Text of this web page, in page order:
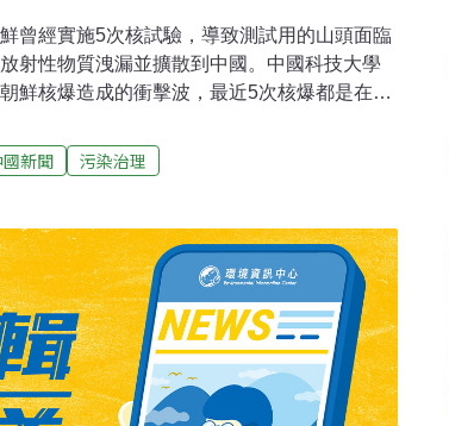
曾經實施5次核試驗，導致測試用的山頭面臨
射性物質洩漏並擴散到中國。中國科技大學
鮮核爆造成的衝擊波，最近5次核爆都是在豐
事長、核武專家王乃彥說，如果上述發現可
的風險。王乃彥說，如果朝鮮再來一次核爆
，並擴散到整個地區，包括中國。王乃彥
試驗，合適的條件是山峰高、但坡度平坦。
且要考慮核試驗的敏感性，朝鮮當局可能沒
還能持續多久，也將取決於朝鮮如何放置核
國新聞 污染治理